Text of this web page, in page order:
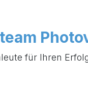
für Ihren